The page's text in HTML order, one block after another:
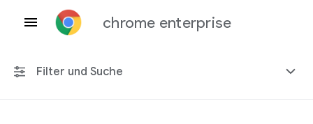
chrome enterprise
Filter und Suche